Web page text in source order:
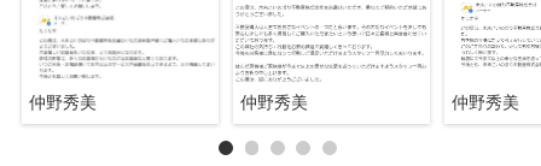
仲野秀美 仲野秀美 仲野秀美